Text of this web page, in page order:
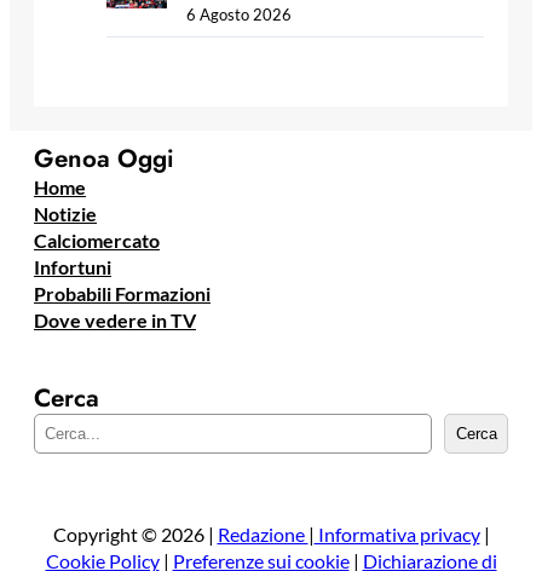
6 Agosto 2026
Genoa Oggi
Home
Notizie
Calciomercato
Infortuni
Probabili Formazioni
Dove vedere in TV
Cerca
e
a
Cerca
Copyright © 2026 | Redazione | Informativa privacy|
Cookie Policy| Preferenze sui cookie| Dichiarazione di